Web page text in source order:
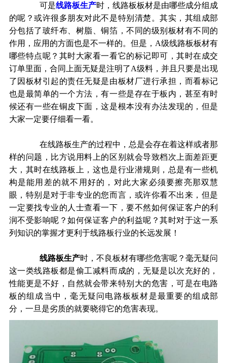
可是线路板生产时，线路板板材是由哪些成分组成
的呢？或许很多朋友对此不是特别清楚。其实，其组成部
分包括了玻纤布、树脂、铜箔，不同的级别板材有不同的
作用，应用的方面也是不一样的。但是， A级线路板板材有
哪些特点呢？其时大家看一看它的标记即可，其时在成交
订单里面，合同上面无疑是注明了A级料，并且只要是出现
了因板材引起的责任无疑是由板材厂进行承担，而看标记
也是最简单的一个方法，有一些是存在于板内，甚至有时
候还有一些在铜皮下面，这是根本没有办法发现的，但是
大家一定要仔细看一看。
在线路板生产的过程中，总是会存在着这样或者那
样的问题，比方说用料上的区别就会导致档次上面差距更
大，其时在线路板上，这也是行业潜规则，总是有一些机
构是能用差的就不用好的，对此大家必须要擦亮那双慧
眼，特别是对于非专业的您而言，或许你看不出来，但是
一定要找专业的人士查看一下，要不然如何保证客户的利
润不受影响呢？如何保证客户的利益呢？其时对于这一系
列知识的掌握才更利于线路板行业的长远发展！
线路板生产时，不良板材有哪些危害呢？毫无疑问
这一类线路板都是偷工减料而成的，无疑是以次充好的，
性能更是不好，自然就会带来特别大的危害，可是在电路
板的组成当中，毫无疑问电路板板材是最重要的组成部
分，一旦是劣质的就要晓得它的危害表现。